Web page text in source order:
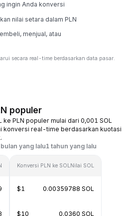
ingin Anda konversi
nilai setara dalam PLN
menjual, atau
secara real-time berdasarkan data pasar.
populer
ke PLN populer mulai dari 0,001 SOL
konversi real-time berdasarkan kuotasi
yang lalu1 tahun yang lalu
Konversi PLN ke SOLNilai SOL
$1 0.00359788 SOL
$10 0.0360 SOL